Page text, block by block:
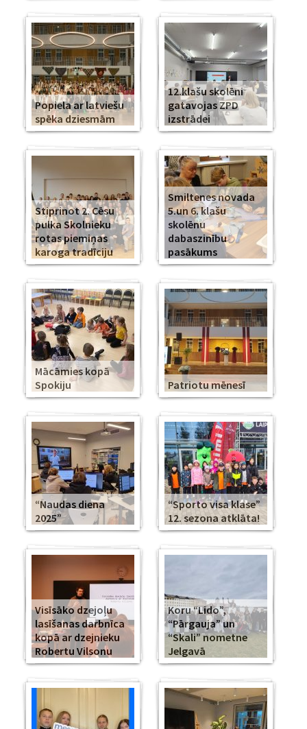
Popiela ar latviešu
spēka dziesmām
12.klašu skolēni
gatavojas ZPD
izstrādei
Stiprinot 2. Cēsu
pulka Skolnieku
rotas piemiņas
karoga tradīciju
Smiltenes novada
5.un 6. klašu
skolēnu
dabaszinību
pasākums
Mācāmies kopā
Spokiju
Patriotu mēnesī
“Naudas diena
2025”
“Sporto visa klase”
12. sezona atklāta!
Visīsāko dzejoļu
lasīšanas darbnīca
kopā ar dzejnieku
Robertu Vilsonu
Koru “Lido”,
“Pārgauja” un
“Skali” nometne
Jelgavā